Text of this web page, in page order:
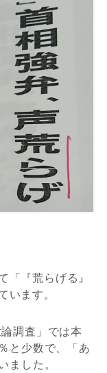
「『荒らげる』
います。
調査」では本
と少数で、「あ
ました。